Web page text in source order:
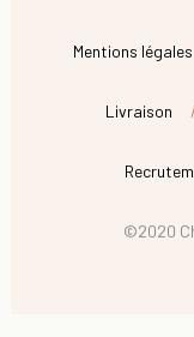
Mentions légales
Livraison
©2020